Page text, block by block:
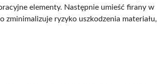
elementy. Następnie umieść firany w
ryzyko uszkodzenia materiału,